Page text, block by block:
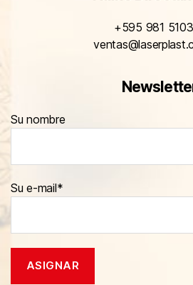
+595 981
Su nombre
Su e-mail*